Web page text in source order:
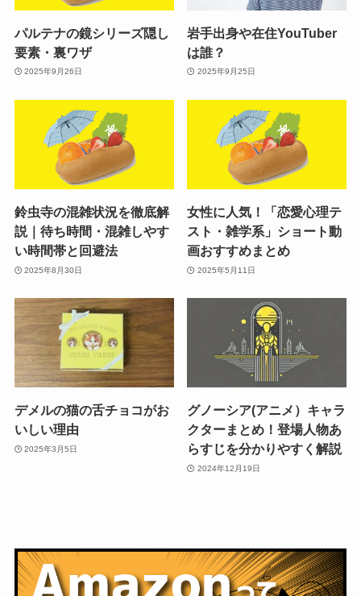
パルテナの鏡シリーズ隠し
要素・裏ワザ
2025年9月26日
岩手出身や在住YouTuber
は誰？
2025年9月25日
鈴虫寺の混雑状況を徹底解
説｜待ち時間・混雑しやす
い時間帯と回避法
2025年8月30日
女性に人気！「恋愛心理テ
スト・雑学系」ショート動
画おすすめまとめ
2025年5月11日
デメルの猫の舌チョコがお
いしい理由
2025年3月5日
グノーシア(アニメ）キャラ
クターまとめ！登場人物あ
らすじを分かりやすく解説
2024年12月19日